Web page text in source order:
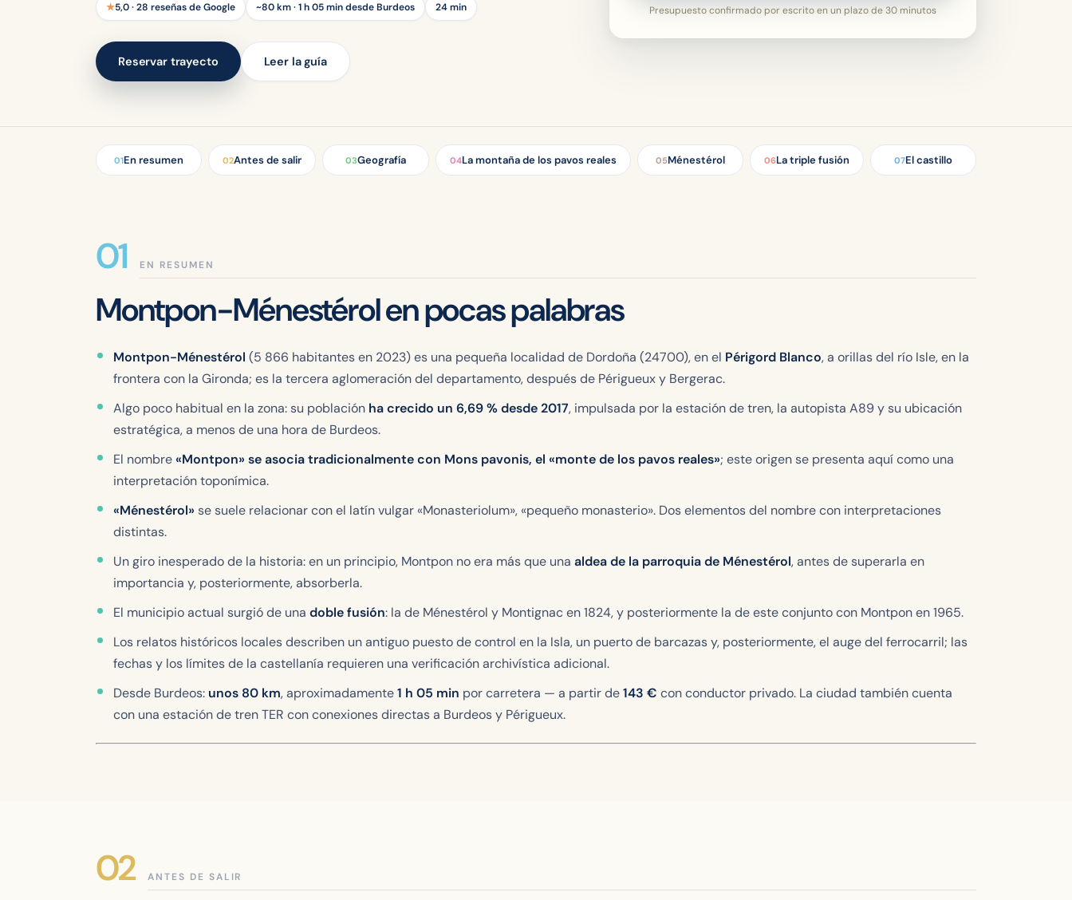
★5,0 · 28 reseñas de Google ~80 km · 1 h 05 min desde Burdeos 24 min
Reservar trayecto Leer la guía
Presupuesto confirmado por escrito en un plazo de 30 minutos
01En resumen 02Antes de salir 03Geografía 04La montaña de los pavos reales 05Ménestérol 06La triple fusión 07El castillo
EN RESUMEN
Montpon-Ménestérol en pocas palabras
Montpon-Ménestérol (5 866 habitantes en 2023) es una pequeña localidad de Dordoña (24700), en el Périgord Blanco, a orillas del río Isle, en la
frontera con la Gironda; es la tercera aglomeración del departamento, después de Périgueux y Bergerac.
Algo poco habitual en la zona: su población ha crecido un 6,69 % desde 2017, impulsada por la estación de tren, la autopista A89 y su ubicación
estratégica, a menos de una hora de Burdeos.
El nombre«Montpon» se asocia tradicionalmente con Mons pavonis, el «monte de los pavos reales»; este origen se presenta aquí como una
interpretación toponímica.
«Ménestérol»se suele relacionar con el latín vulgar«Monasteriolum», «pequeño monasterio». Dos elementos del nombre con interpretaciones
distintas.
Un giro inesperado de la historia: en un principio, Montpon no era más que una aldea de la parroquia de Ménestérol, antes de superarla en
importancia y, posteriormente, absorberla.
El municipio actual surgió de una doble fusión: la de Ménestérol y Montignac en 1824, y posteriormente la de este conjunto con Montpon en 1965.
Los relatos históricos locales describen un antiguo puesto de control en la Isla, un puerto de barcazas y, posteriormente, el auge del ferrocarril; las
fechas y los límites de la castellanía requieren una verificación archivística adicional.
Desde Burdeos: unos 80 km, aproximadamente1 h 05 min por carretera — a partir de143 € con conductor privado. La ciudad también cuenta
con una estación de tren TER con conexiones directas a Burdeos y Périgueux.
ANTES DE SALIR